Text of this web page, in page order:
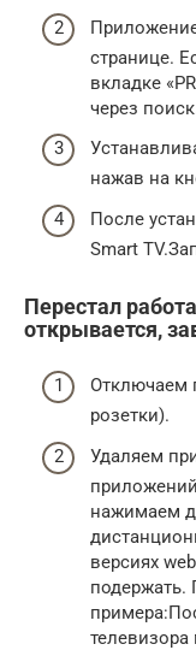
странице.
вкладке
через
нажав на
После
Smart
Перестал
открывается,
Отключаем
розетки).
Удаляем
нажимаем
версиях
подержать.